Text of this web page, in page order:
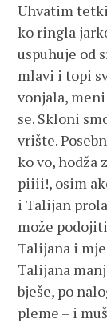
Uhvatim
ko ringla
uspuhuje od
mlavi i topi
vonjala,
se. Skloni
vrište.
ko vo, hodža
piiii!, osim
i Talijan
može
Talijana i
Talijana
bješe, po
pleme – i